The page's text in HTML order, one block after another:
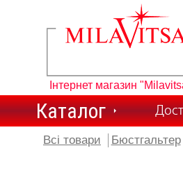
Інтернет магазин
Каталог
Всі товари Бюстгальтер